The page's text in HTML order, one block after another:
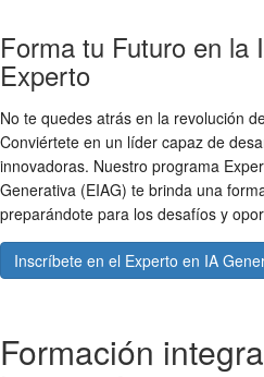
Forma tu Futuro en la
Experto
No te quedes atrás en la revolución
Conviértete en un líder capaz de
innovadoras. Nuestro programa
Generativa (EIAG) te brinda una
preparándote para los desafíos y
Inscríbete en el Experto en IA
Formación